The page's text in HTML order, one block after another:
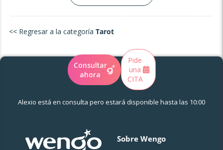
<< Regresar a la categoría Tarot
Consultar
ahora
Pide
una
CITA
Alexio está en consulta pero estará disponible hasta las 10:00
Sobre Wengo